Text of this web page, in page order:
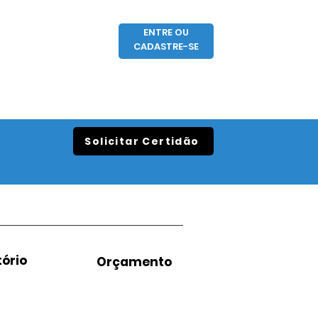
ENTRE OU
CADASTRE-SE
Solicitar Certidão
Orçamento